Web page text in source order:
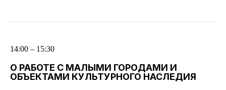
14:00 – 15:30
О РАБОТЕ С МАЛЫМИ ГОРОДАМИ И
ОБЪЕКТАМИ КУЛЬТУРНОГО НАСЛЕДИЯ